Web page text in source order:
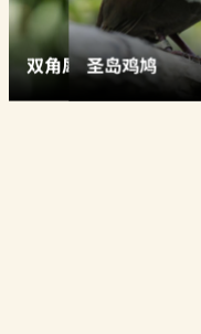
双角犀鸟圣岛鸡鸠